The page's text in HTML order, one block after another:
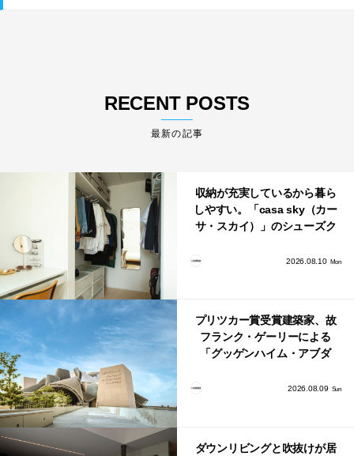
RECENT POSTS
最新の記事
収納が充実しているから暮ら
しやすい。「casa sky（カー
サ・スカイ）」のシューズク
ゼット活用術2026.08.10 Mon
プリツカー賞受賞建築家、故
フランク・ゲーリーによる
「グッゲンハイム・アブダ
2026.08.09 Sun
ダウンリビングと吹抜けが居